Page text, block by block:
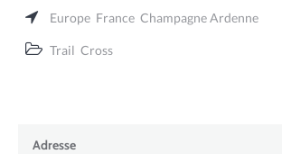
Europe France Champagne Ardenne
Trail Cross
Adresse